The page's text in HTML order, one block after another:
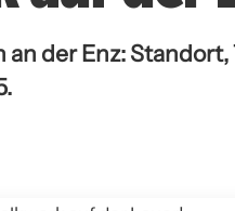
der Enz: